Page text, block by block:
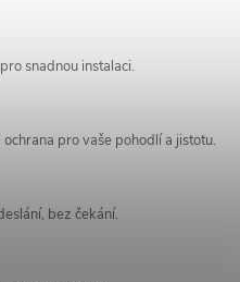
snadnou instalaci.
pro vaše pohodlí a jistotu.
bez čekání.